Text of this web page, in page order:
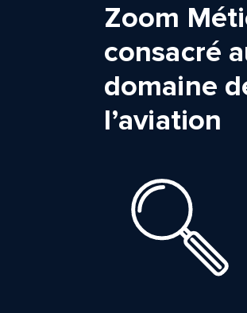
Zoom
consacré
domaine
l’aviation